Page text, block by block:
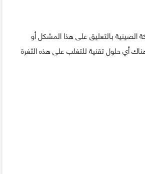
الصينية بالتعليق على هذا المشكل أو
أي حلول تقنية للتغلب على هذه الثغرة